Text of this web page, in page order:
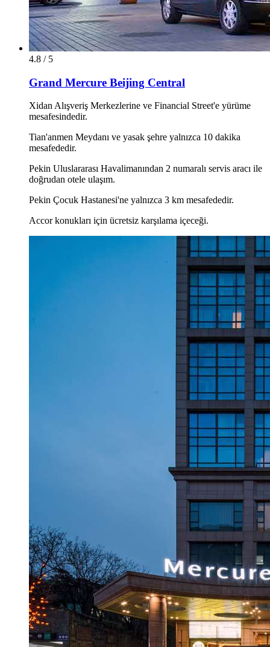
4.8 / 5
Grand Mercure Beijing Central
Xidan Alışveriş Merkezlerine ve Financial Street'e yürüme
mesafesindedir.
Tian'anmen Meydanı ve yasak şehre yalnızca 10 dakika
mesafededir.
Pekin Uluslararası Havalimanından 2 numaralı servis aracı ile
doğrudan otele ulaşım.
Pekin Çocuk Hastanesi'ne yalnızca 3 km mesafededir.
Accor konukları için ücretsiz karşılama içeceği.